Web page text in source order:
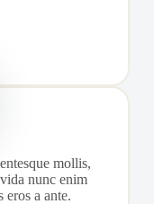
mollis,
nunc enim
eros a ante.